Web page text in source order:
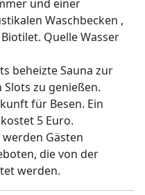
und einer
Waschbecken ,
Quelle Wasser
beheizte Sauna zur
zu genießen.
für Besen. Ein
5 Euro.
Gästen
die von der
werden.